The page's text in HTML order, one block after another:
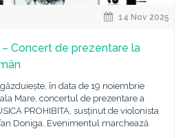
14 Nov 2025
– Concert de prezentare la
în data de 19 noiembrie
Mare, concertul de prezentare a
PROHIBITA, susținut de violonista
Doniga. Evenimentul marchează